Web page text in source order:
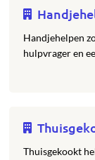
Handjehelpen
hulpvrager en
Thuisgekookt